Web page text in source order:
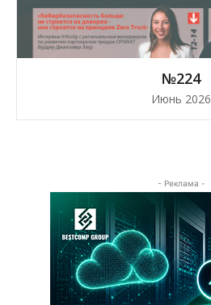
№224
Июнь 2026
- Реклама -